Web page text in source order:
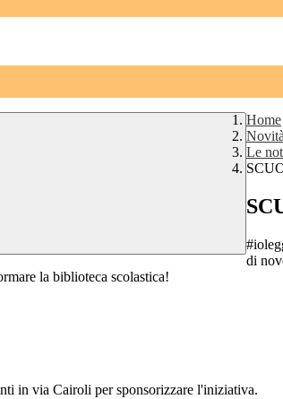
Home
Novità
Le
di
la biblioteca scolastica!
in via Cairoli per sponsorizzare l'iniziativa.